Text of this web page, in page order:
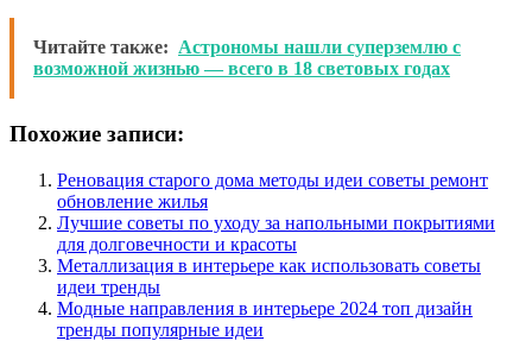
Читайте также: Астрономы нашли суперземлю с
возможной жизнью — всего в 18 световых годах
Похожие записи:
Реновация старого дома методы идеи советы ремонт
обновление жилья
Лучшие советы по уходу за напольными покрытиями
для долговечности и красоты
Металлизация в интерьере как использовать советы
идеи тренды
Модные направления в интерьере 2024 топ дизайн
тренды популярные идеи